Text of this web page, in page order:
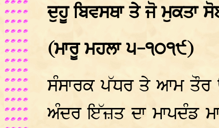
ਦੁਹੂ ਬਿਵਸਥਾ ਤੇ ਜੋ ਮੁਕਤਾ
(ਮਾਰੂ ਮਹਲਾ ੫-੧੦੧੯)
ਸੰਸਾਰਕ ਪੱਧਰ ਤੇ ਆਮ ਤੌਰ
ਅੰਦਰ ਇੱਜ਼ਤ ਦਾ ਮਾਪਦੰਡ